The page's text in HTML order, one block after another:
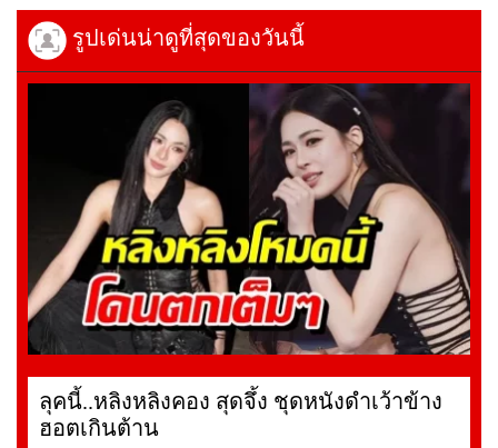
รูปเด่นน่าดูที่สุดของวันนี้
ลุคนี้..หลิงหลิงคอง สุดจึ้ง ชุดหนังดำเว้าข้าง
ฮอตเกินต้าน